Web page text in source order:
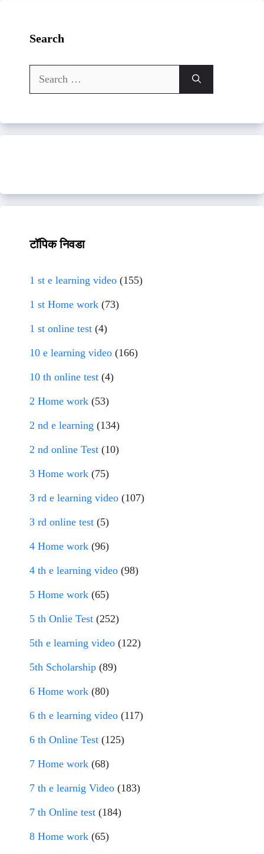
Search
Search
for:
टॉपिक निवडा
1 st e learning video (155)
1 st Home work (73)
1 st online test (4)
10 e learning video (166)
10 th online test (4)
2 Home work (53)
2 nd e learning (134)
2 nd online Test (10)
3 Home work (75)
3 rd e learning video (107)
3 rd online test (5)
4 Home work (96)
4 th e learning video (98)
5 Home work (65)
5 th Onlie Test (252)
5th e learning video (122)
5th Scholarship (89)
6 Home work (80)
6 th e learning video (117)
6 th Online Test (125)
7 Home work (68)
7 th e learnig Video (183)
7 th Online test (184)
8 Home work (65)